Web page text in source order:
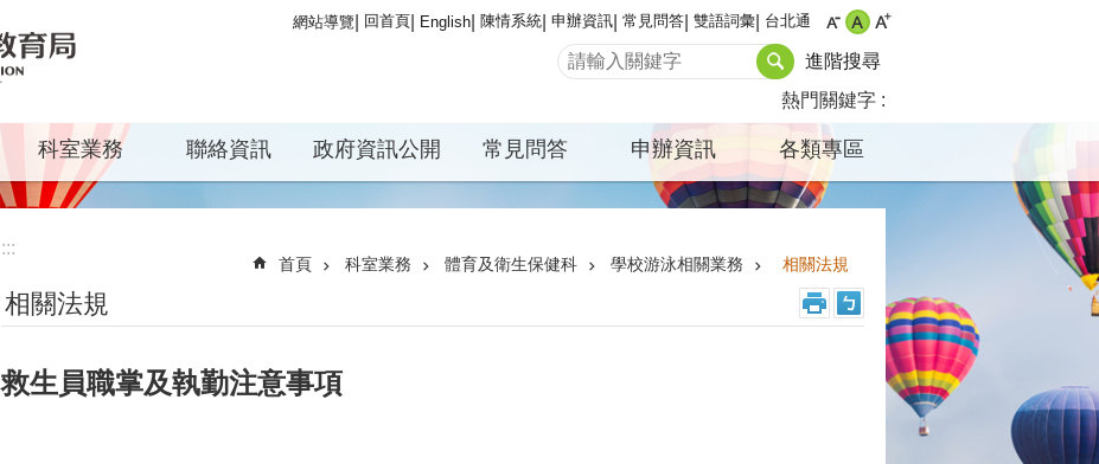
網站導覽 回首頁 English 陳情系統 申辦資訊 常見問答 雙語詞彙 台北通
進階搜尋
熱門關鍵字
科室業務 聯絡資訊 政府資訊公開 常見問答 申辦資訊 各類專區
:::
首頁 科室業務 體育及衛生保健科 學校游泳相關業務 相關法規
相關法規
救生員職掌及執勤注意事項